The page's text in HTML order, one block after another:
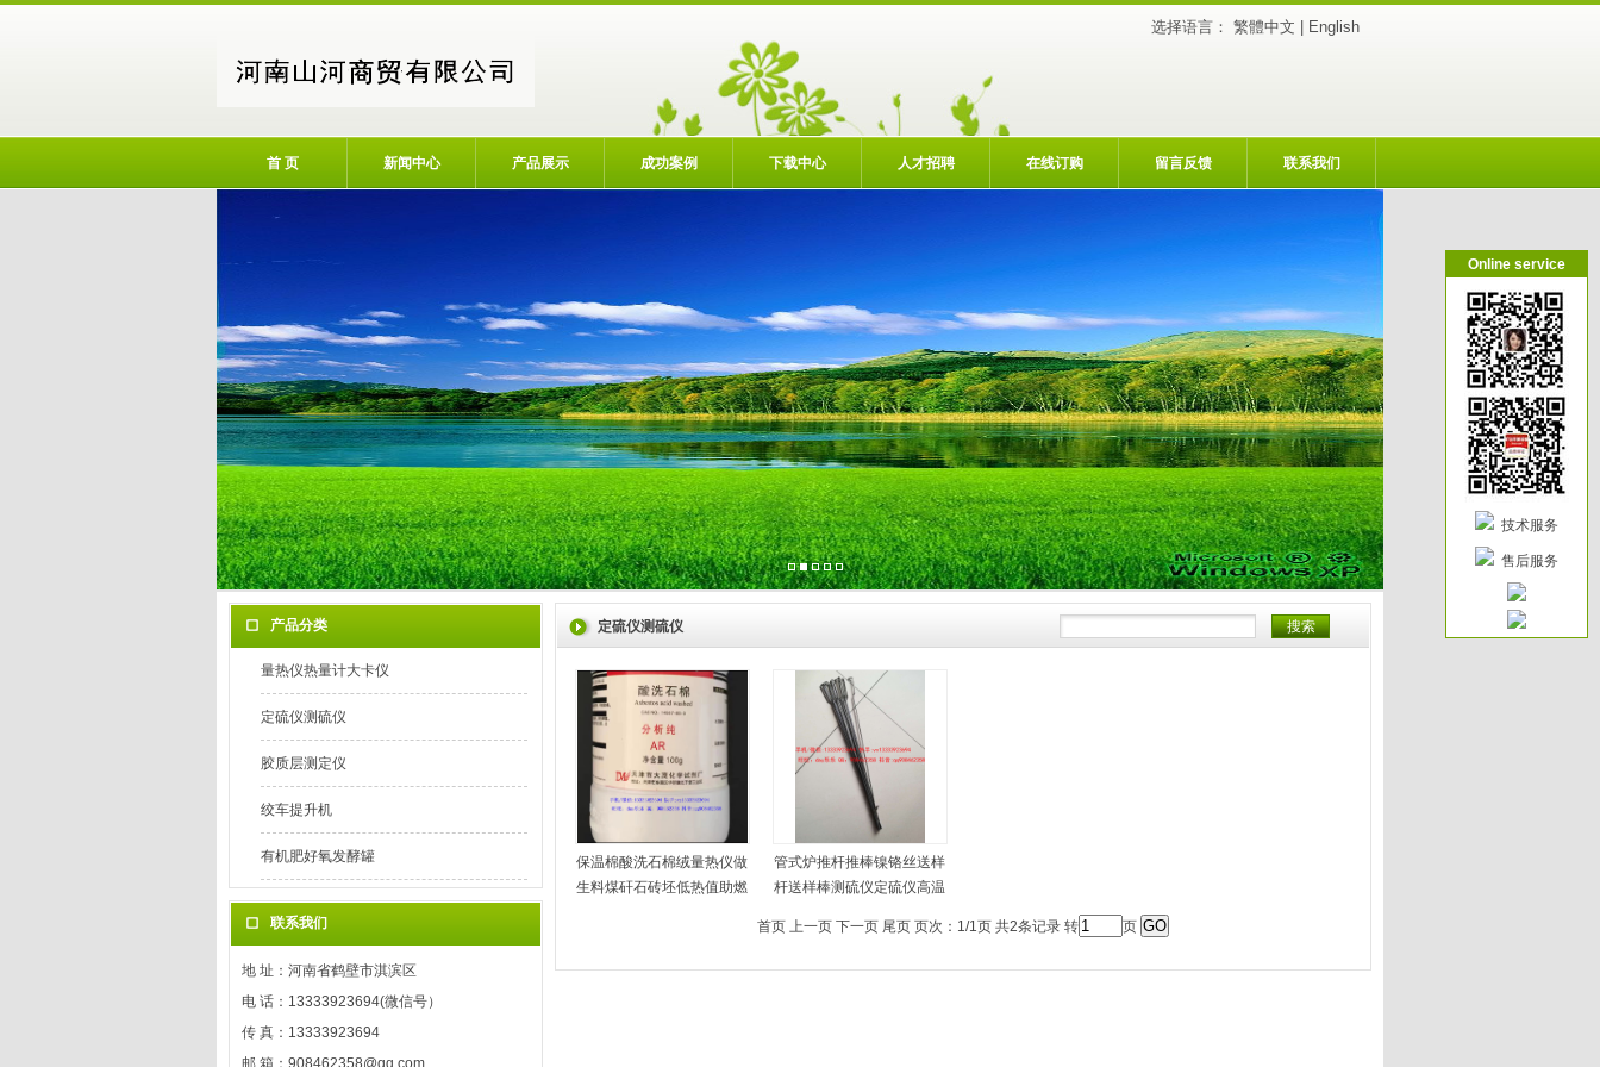
选择语言： 繁體中文 English
首 页 新闻中心 产品展示 成功案例 下载中心 人才招聘 在线订购 留言反馈 联系我们
产品分类
量热仪热量计大卡仪
定硫仪测硫仪
胶质层测定仪
绞车提升机
有机肥好氧发酵罐
联系我们
地 址：河南省鹤壁市淇滨区
电 话：13333923694(微信号）
传 真：13333923694
邮 箱：908462358@qq.com
定硫仪测硫仪
保温棉酸洗石棉绒量热仪做
生料煤矸石砖坯低热值助燃
管式炉推杆推棒镍铬丝送样
杆送样棒测硫仪定硫仪高温
首页 上一页 下一页 尾页 页次：1/1页 共2条记录 转 页
Online service
技术服务
售后服务